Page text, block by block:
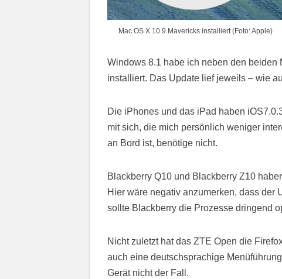
Mac OS X 10.9 Mavericks installiert (Foto: Apple)
Windows 8.1 habe ich neben den beiden
installiert. Das Update lief jeweils – wie
Die iPhones und das iPad haben
mit sich, die mich persönlich weniger
an Bord ist, benötige nicht.
Blackberry Q10 und Blackberry Z10
Hier wäre negativ anzumerken, dass der
sollte Blackberry die Prozesse dringend
Nicht zuletzt hat das ZTE Open die
auch eine deutschsprachige
Gerät nicht der Fall.